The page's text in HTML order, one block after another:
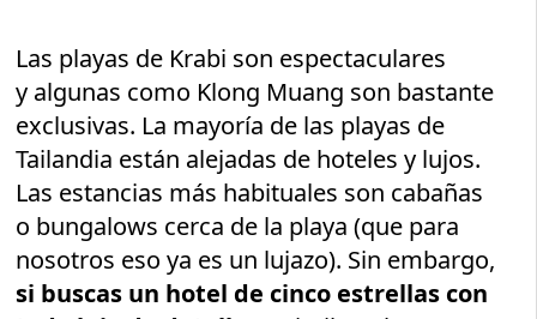
Las playas de Krabi son espectaculares
y algunas como Klong Muang son bastante
exclusivas. La mayoría de las playas de
Tailandia están alejadas de hoteles y lujos.
Las estancias más habituales son cabañas
o bungalows cerca de la playa (que para
nosotros eso ya es un lujazo). Sin embargo,
si buscas un hotel de cinco estrellas con